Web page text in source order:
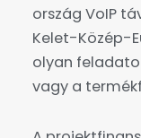
ország VoIP
Kelet-Közép-
olyan
vagy a